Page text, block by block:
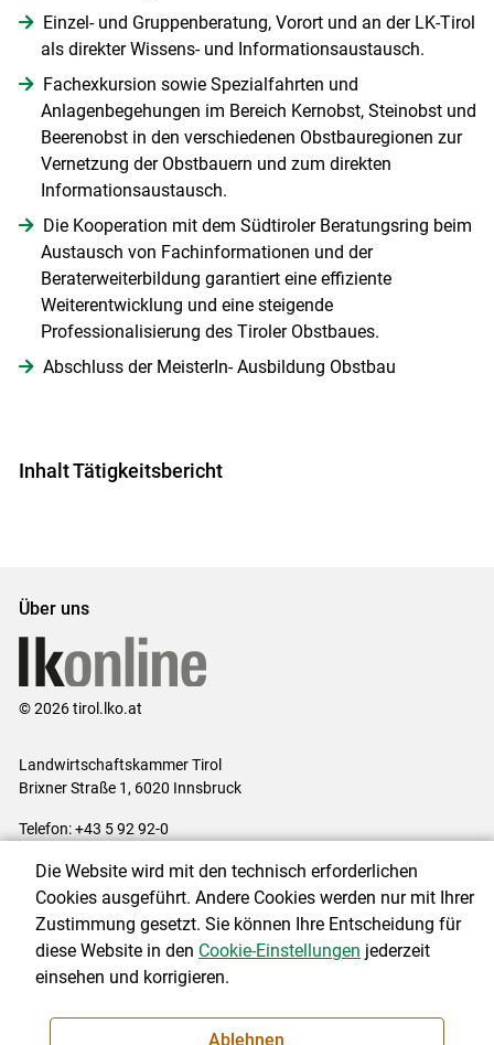
Einzel- und Gruppenberatung, Vorort und an der LK-Tirol
als direkter Wissens- und Informationsaustausch.
Fachexkursion sowie Spezialfahrten und
Anlagenbegehungen im Bereich Kernobst, Steinobst und
Beerenobst in den verschiedenen Obstbauregionen zur
Vernetzung der Obstbauern und zum direkten
Informationsaustausch.
Die Kooperation mit dem Südtiroler Beratungsring beim
Austausch von Fachinformationen und der
Beraterweiterbildung garantiert eine effiziente
Weiterentwicklung und eine steigende
Professionalisierung des Tiroler Obstbaues.
Abschluss der MeisterIn- Ausbildung Obstbau
Inhalt Tätigkeitsbericht
Über uns
© 2026 tirol.lko.at
Landwirtschaftskammer Tirol
Brixner Straße 1, 6020 Innsbruck
Telefon: +43 5 92 92-0
Impressum|Kontakt|Datenschutzerklärung|Barrierefreiheit|
Cookie-Einstellungen
NEWSLETTER
Die Website wird mit den technisch erforderlichen
Cookies ausgeführt. Andere Cookies werden nur mit Ihrer
Zustimmung gesetzt. Sie können Ihre Entscheidung für
diese Website in den Cookie-Einstellungen jederzeit
einsehen und korrigieren.
Ablehnen